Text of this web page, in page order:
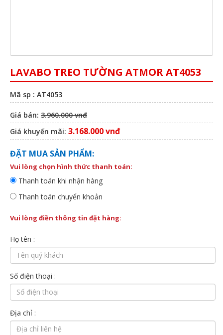
LAVABO TREO TƯỜNG ATMOR AT4053
Mã sp : AT4053
Giá bán: 3.960.000 vnđ
Giá khuyến mãi: 3.168.000 vnđ
ĐẶT MUA SẢN PHẨM:
Vui lòng chọn hình thức thanh toán:
Thanh toán khi nhận hàng
Thanh toán chuyển khoản
Vui lòng điền thông tin đặt hàng:
Họ tên :
Số điện thoại :
Địa chỉ :